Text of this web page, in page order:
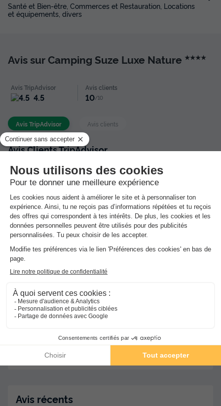
sanitaires
Surface
24m²
Adultes
Terrasse couverte Accès wifi
Cafetière
Réfrigérateur
+ 2
LODGE 4 personnes - Lodge Clairière - 25m2 - 2 chambres
- cuisine -spa - sans sanitaires
Meilleur prix pour 7 nuits
Modifier les dates
875 €
Voir les disponibilités
LODGE 4 personnes - Lodge Canal - 25m2
Annulation gratuite
Santé et Bien-être, Commerces et Restauration, Locations
et équipements, divers
Avis sur Camping Suze Luxe Nature ★★★★
Avis TripAdvisor
4.5
Avis clients
10/10
Avis TripAdvisor Avis clients
Avis Clients TripAdvisor
4.5 Excellent
57 avis
Emplacement
Literie
Chambres
Qualité/prix
Excellent
Très Bon
Avis récents